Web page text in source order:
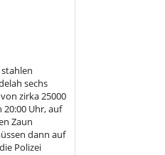
sechs
zirka 25000
20:00 Uhr, auf
Zaun
dann auf
Polizei